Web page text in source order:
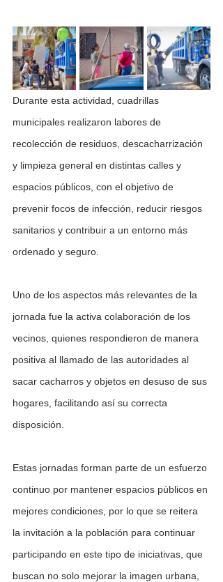
Durante esta actividad, cuadrillas
municipales realizaron labores de
recolección de residuos, descacharrización
y limpieza general en distintas calles y
espacios públicos, con el objetivo de
prevenir focos de infección, reducir riesgos
sanitarios y contribuir a un entorno más
ordenado y seguro.
Uno de los aspectos más relevantes de la
jornada fue la activa colaboración de los
vecinos, quienes respondieron de manera
positiva al llamado de las autoridades al
sacar cacharros y objetos en desuso de sus
hogares, facilitando así su correcta
disposición.
Estas jornadas forman parte de un esfuerzo
continuo por mantener espacios públicos en
mejores condiciones, por lo que se reitera
la invitación a la población para continuar
participando en este tipo de iniciativas, que
buscan no solo mejorar la imagen urbana,